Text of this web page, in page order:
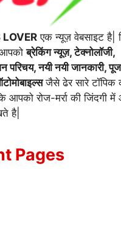
एक न्यूज़ वेबसाइट है|
आपकोब्रेकिंग न्यूज़, टेक्नोलॉजी,
परिचय, नयी नयी जानकारी,
जैसे ढेर सारे टॉपिक
आपको रोज-मर्रा की जिंदगी
है|
Pages